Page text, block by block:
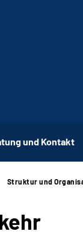
und Kontakt
Struktur und